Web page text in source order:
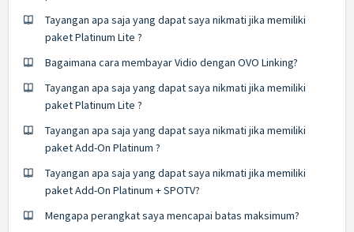
Tayangan apa saja yang dapat saya nikmati jika memiliki
paket Platinum Lite ?
Bagaimana cara membayar Vidio dengan OVO Linking?
Tayangan apa saja yang dapat saya nikmati jika memiliki
paket Platinum Lite ?
Tayangan apa saja yang dapat saya nikmati jika memiliki
paket Add-On Platinum ?
Tayangan apa saja yang dapat saya nikmati jika memiliki
paket Add-On Platinum + SPOTV?
Mengapa perangkat saya mencapai batas maksimum?